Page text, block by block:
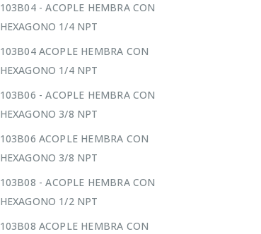
103B04 - ACOPLE HEMBRA CON
HEXAGONO 1/4 NPT
103B04 ACOPLE HEMBRA CON
HEXAGONO 1/4 NPT
103B06 - ACOPLE HEMBRA CON
HEXAGONO 3/8 NPT
103B06 ACOPLE HEMBRA CON
HEXAGONO 3/8 NPT
103B08 - ACOPLE HEMBRA CON
HEXAGONO 1/2 NPT
103B08 ACOPLE HEMBRA CON